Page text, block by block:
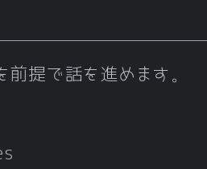
提で話を進めます。